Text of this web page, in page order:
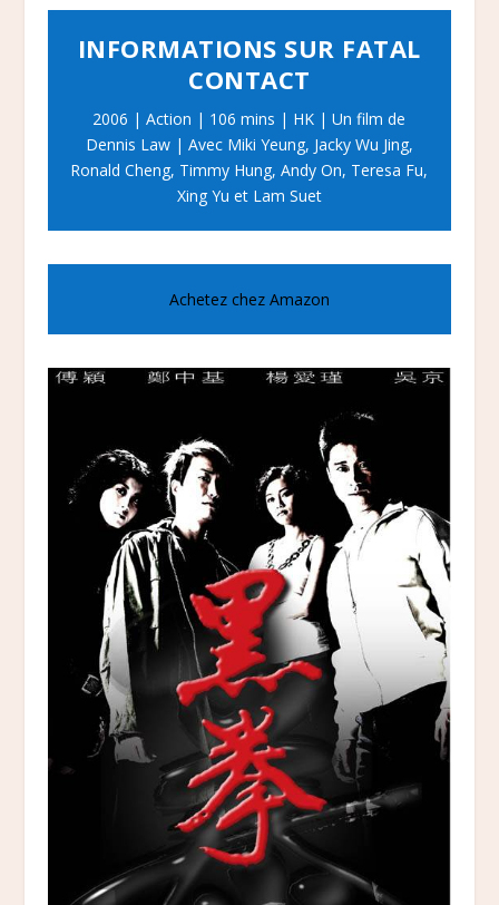
INFORMATIONS SUR FATAL
CONTACT
2006 | Action | 106 mins | HK | Un film de
Dennis Law | Avec Miki Yeung, Jacky Wu Jing,
Ronald Cheng, Timmy Hung, Andy On, Teresa Fu,
Xing Yu et Lam Suet
Achetez chez Amazon